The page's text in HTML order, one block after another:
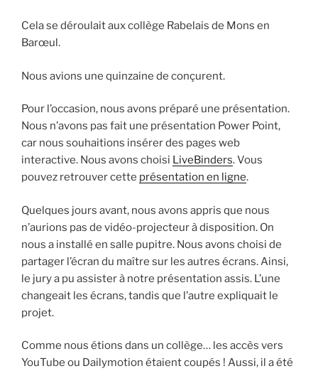
Cela se déroulait aux collège Rabelais de Mons en
Barœul.
Nous avions une quinzaine de conçurent.
Pour l’occasion, nous avons préparé une présentation.
Nous n’avons pas fait une présentation Power Point,
car nous souhaitions insérer des pages web
interactive. Nous avons choisi LiveBinders. Vous
pouvez retrouver cette présentation en ligne.
Quelques jours avant, nous avons appris que nous
n’aurions pas de vidéo-projecteur à disposition. On
nous a installé en salle pupitre. Nous avons choisi de
partager l’écran du maître sur les autres écrans. Ainsi,
le jury a pu assister à notre présentation assis. L’une
changeait les écrans, tandis que l’autre expliquait le
projet.
Comme nous étions dans un collège… les accès vers
YouTube ou Dailymotion étaient coupés ! Aussi, il a été